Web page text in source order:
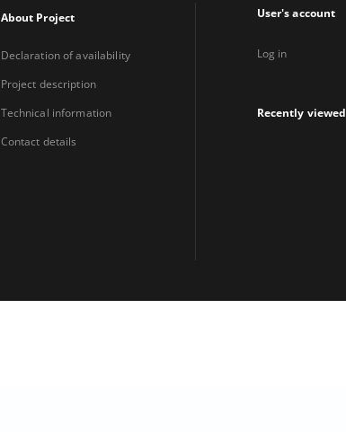
About Project
Declaration of availability
Project description
Technical information
Contact details
User's account
Log in
Recently viewed